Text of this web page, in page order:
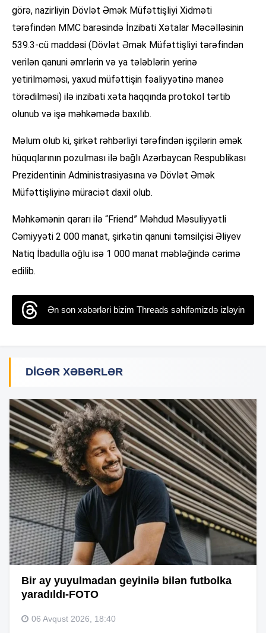
görə, nazirliyin Dövlət Əmək Müfəttişliyi Xidməti
tərəfindən MMC barəsində İnzibati Xətalar Məcəlləsinin
539.3-cü maddəsi (Dövlət Əmək Müfəttişliyi tərəfindən
verilən qanuni əmrlərin və ya tələblərin yerinə
yetirilməməsi, yaxud müfəttişin fəaliyyətinə maneə
törədilməsi) ilə inzibati xəta haqqında protokol tərtib
olunub və işə məhkəmədə baxılıb.
Məlum olub ki, şirkət rəhbərliyi tərəfindən işçilərin əmək
hüquqlarının pozulması ilə bağlı Azərbaycan Respublikası
Prezidentinin Administrasiyasına və Dövlət Əmək
Müfəttişliyinə müraciət daxil olub.
Məhkəmənin qərarı ilə “Friend” Məhdud Məsuliyyətli
Cəmiyyəti 2 000 manat, şirkətin qanuni təmsilçisi Əliyev
Natiq İbadulla oğlu isə 1 000 manat məbləğində cərimə
edilib.
Ən son xəbərləri bizim Threads səhifəmizdə izləyin
DIGƏR XƏBƏRLƏR
Bir ay yuyulmadan geyinilə bilən futbolka
yaradıldı-FOTO
06 Avqust 2026, 18:40